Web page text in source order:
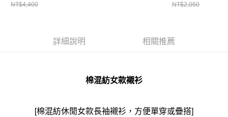
NT$4,400 NT$2,050
詳細說明 相關推薦
棉混紡女款襯衫
[棉混紡休閒女款長袖襯衫，方便單穿或疊搭]